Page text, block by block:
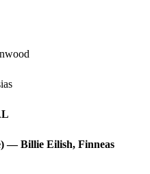
— Billie Eilish, Finneas